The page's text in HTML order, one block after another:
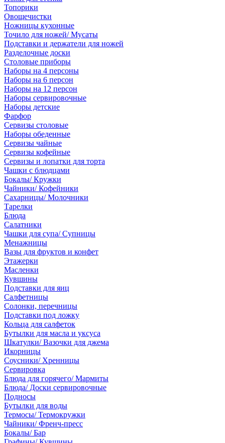
Топорики
Овощечистки
Ножницы кухонные
Точило для ножей/ Мусаты
Подставки и держатели для ножей
Разделочные доски
Столовые приборы
Наборы на 4 персоны
Наборы на 6 персон
Наборы на 12 персон
Наборы сервировочные
Наборы детские
Фарфор
Сервизы столовые
Наборы обеденные
Сервизы чайные
Сервизы кофейные
Сервизы и лопатки для торта
Чашки с блюдцами
Бокалы/ Кружки
Чайники/ Кофейники
Сахарницы/ Молочники
Тарелки
Блюда
Салатники
Чашки для супа/ Супницы
Менажницы
Вазы для фруктов и конфет
Этажерки
Масленки
Кувшины
Подставки для яиц
Салфетницы
Солонки, перечницы
Подставки под ложку
Кольца для салфеток
Бутылки для масла и уксуса
Шкатулки/ Вазочки для джема
Икорницы
Соусники/ Хренницы
Сервировка
Блюда для горячего/ Мармиты
Блюда/ Доски сервировочные
Подносы
Бутылки для воды
Термосы/ Термокружки
Чайники/ Френч-пресс
Бокалы/ Бар